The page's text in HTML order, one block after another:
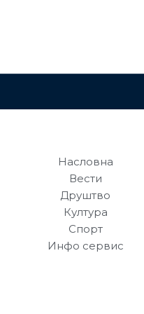
Насловна
Вести
Друштво
Култура
Спорт
Инфо сервис